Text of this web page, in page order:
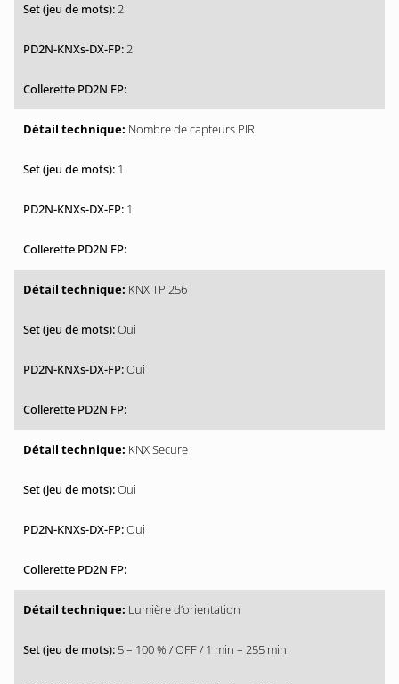
2
2
Nombre de capteurs PIR
1
1
KNX TP 256
Oui
Oui
KNX Secure
Oui
Oui
Lumière d’orientation
5 – 100 % / OFF / 1 min – 255 min